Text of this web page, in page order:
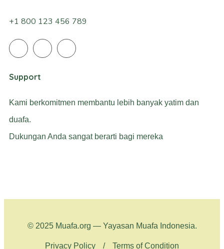
+1 800 123 456 789
Support
Kami berkomitmen membantu lebih banyak yatim dan
duafa.
Dukungan Anda sangat berarti bagi mereka
© 2025 Muafa.org — Yayasan Muafa Indonesia.
Privacy Policy / Terms of Condition